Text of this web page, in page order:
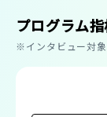
プログラム
※インタビュー対